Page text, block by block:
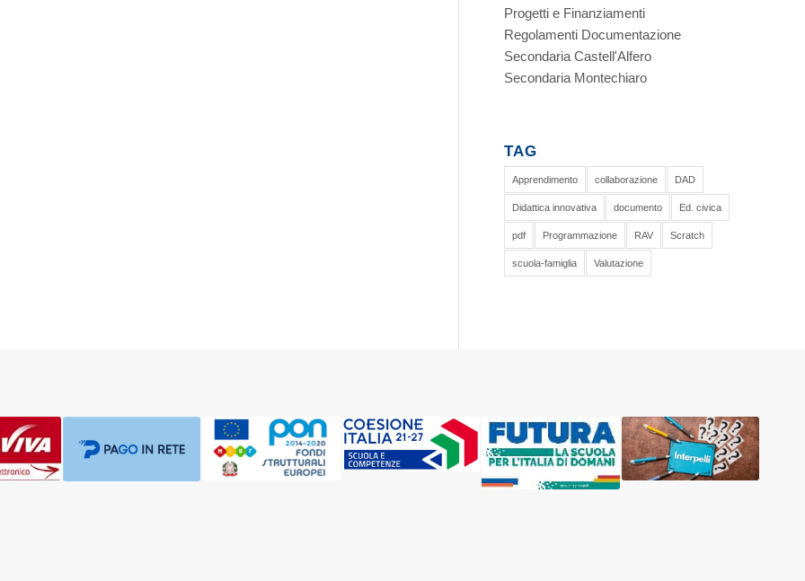
Progetti e Finanziamenti
Regolamenti Documentazione
Secondaria Castell'Alfero
Secondaria Montechiaro
TAG
Apprendimento collaborazione DAD
Didattica innovativa documento Ed. civica
pdf Programmazione RAV Scratch
scuola-famiglia Valutazione